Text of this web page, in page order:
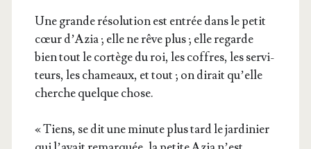
Une grande réso­lu­tion est entrée dans le petit
cœur d’A­zia ; elle ne rêve plus ; elle regarde
bien tout le cor­tège du roi, les coffres, les ser­vi­
teurs, les cha­meaux, et tout ; on dirait qu’elle
cherche quelque chose.
« Tiens, se dit une minute plus tard le jar­di­nier